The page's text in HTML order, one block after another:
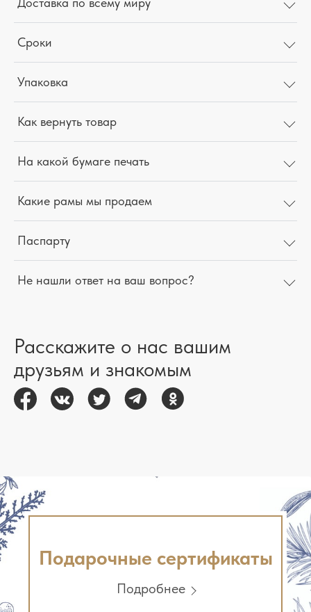
Сроки
Упаковка
Как вернуть товар
На какой бумаге печать
Какие рамы мы продаем
Паспарту
Не нашли ответ на ваш вопрос?
Расскажите о нас вашим
друзьям и знакомым
Подарочные сертификаты
Подробнее